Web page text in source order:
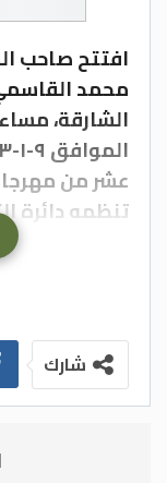
افتتح صاحب
محمد
عشر من
تنظمه دائرة
واستهل حفل
في الشارقة
والمهرجانات
وتكريمهم،
وتفضل
شارك